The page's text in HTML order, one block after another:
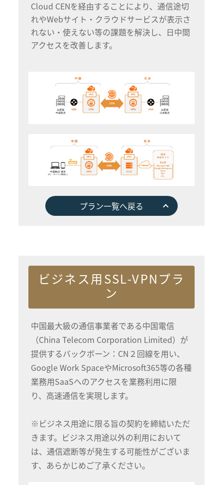
Cloud CENを経由することにより、通信途切
れやWebサイト・クラウドサービスが表示さ
れない・使えない等の課題を解決し、日中間
アクセスを改善します。
プラン一覧へ戻る
ビジネス用SSL-VPNプラ
ン
中国最大級の通信事業者である中国電信
（China Telecom Corporation Limited）が
提供するバックボーン：CN２回線を用い、
Google Work SpaceやMicrosoft365等の各種
業務用SaaSへのアクセスを業務利用に限
り、高速通信を実現します。
※ビジネス用途に限る旨の契約を締結いただ
きます。ビジネス用途以外の利用において
は、通信遮断等が発生する可能性がございま
す、あらかじめご了承ください。